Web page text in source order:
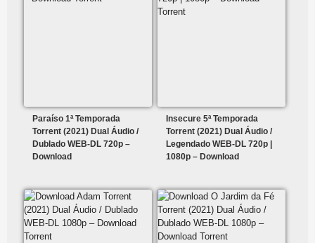
Paraíso 1ª Temporada
Torrent (2021) Dual Áudio /
Dublado WEB-DL 720p –
Download
Insecure 5ª Temporada
Torrent (2021) Dual Áudio /
Legendado WEB-DL 720p |
1080p – Download